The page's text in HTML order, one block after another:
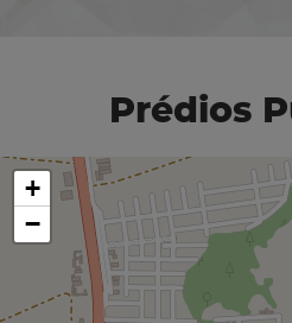
Prédios
+
−